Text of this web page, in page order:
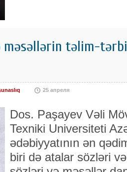
məsəllərin təlim-
25 апреля
Dos. Paşayev Vəli
Texniki Universiteti
ədəbiyyatının ən
biri də atalar sözləri